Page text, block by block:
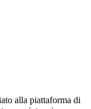
alla piattaforma di